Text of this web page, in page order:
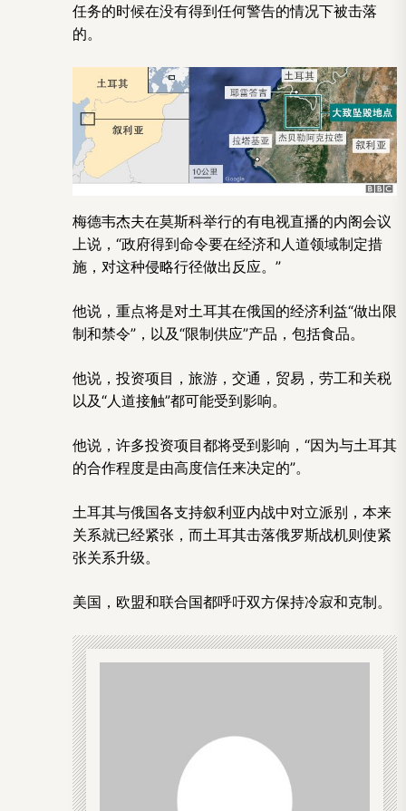
任务的时候在没有得到任何警告的情况下被击落
的。
梅德韦杰夫在莫斯科举行的有电视直播的内阁会议
上说，“政府得到命令要在经济和人道领域制定措
施，对这种侵略行径做出反应。”
他说，重点将是对土耳其在俄国的经济利益“做出限
制和禁令”，以及“限制供应”产品，包括食品。
他说，投资项目，旅游，交通，贸易，劳工和关税
以及“人道接触”都可能受到影响。
他说，许多投资项目都将受到影响，“因为与土耳其
的合作程度是由高度信任来决定的”。
土耳其与俄国各支持叙利亚内战中对立派别，本来
关系就已经紧张，而土耳其击落俄罗斯战机则使紧
张关系升级。
美国，欧盟和联合国都呼吁双方保持冷寂和克制。